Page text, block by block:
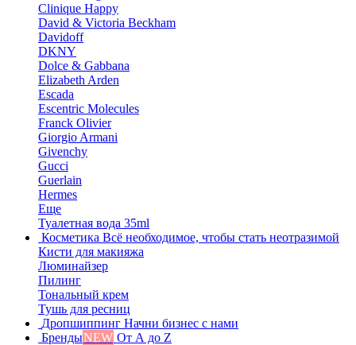
Clinique Happy
David & Victoria Beckham
Davidoff
DKNY
Dolce & Gabbana
Elizabeth Arden
Escada
Escentric Molecules
Franck Olivier
Giorgio Armani
Givenchy
Gucci
Guerlain
Hermes
Еще
Туалетная вода 35ml
Косметика Всё необходимое, чтобы стать неотразимой
Кисти для макияжа
Люминайзер
Пилинг
Тональный крем
Тушь для ресниц
Дропшиппинг Начни бизнес с нами
БрендыNEW От А до Z